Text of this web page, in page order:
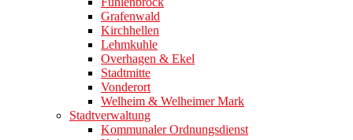
Grafenwald
Kirchhellen
Lehmkuhle
Overhagen & Ekel
Stadtmitte
Vonderort
Welheim & Welheimer Mark
Stadtverwaltung
Kommunaler Ordnungsdienst